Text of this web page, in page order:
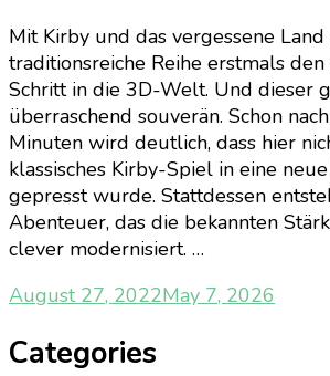
Mit Kirby und das vergessene
traditionsreiche Reihe erstmals
Schritt in die 3D-Welt. Und dieser
überraschend souverän. Schon
Minuten wird deutlich, dass hier
klassisches Kirby-Spiel in eine
gepresst wurde. Stattdessen
Abenteuer, das die bekannten
clever modernisiert. …
August 27, 2022May 7, 2026
Categories